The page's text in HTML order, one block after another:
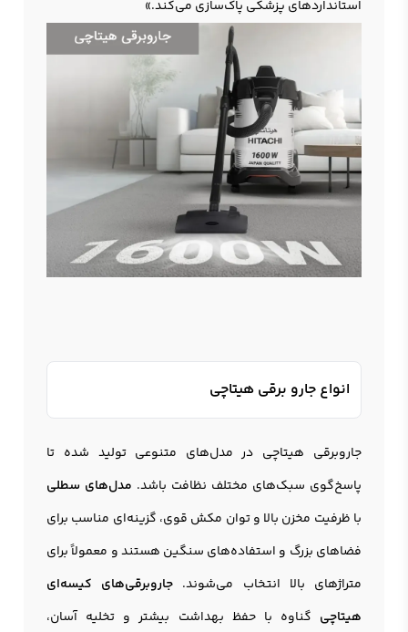
استانداردهای پزشکی پاک‌سازی می‌کند.»
انواع جارو برقی هیتاچی
جاروبرقی هیتاچی در مدل‌های متنوعی تولید شده تا
پاسخ‌گوی سبک‌های مختلف نظافت باشد. مدل‌های سطلی
با ظرفیت مخزن بالا و توان مکش قوی، گزینه‌ای مناسب برای
فضاهای بزرگ و استفاده‌های سنگین هستند و معمولاً برای
متراژهای بالا انتخاب می‌شوند. جاروبرقی‌های کیسه‌ای
هیتاچی گناوه با حفظ بهداشت بیشتر و تخلیه آسان،